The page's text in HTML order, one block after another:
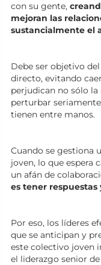
con su gente,
mejoran las
sustancialmente el
Debe ser objetivo
directo, evitando
perjudican no sólo
perturbar
tienen entre manos.
Cuando se gestiona
joven, lo que espera
un afán de
es tener
Por eso, los líderes
que se anticipan y
este colectivo joven
el liderazgo senior